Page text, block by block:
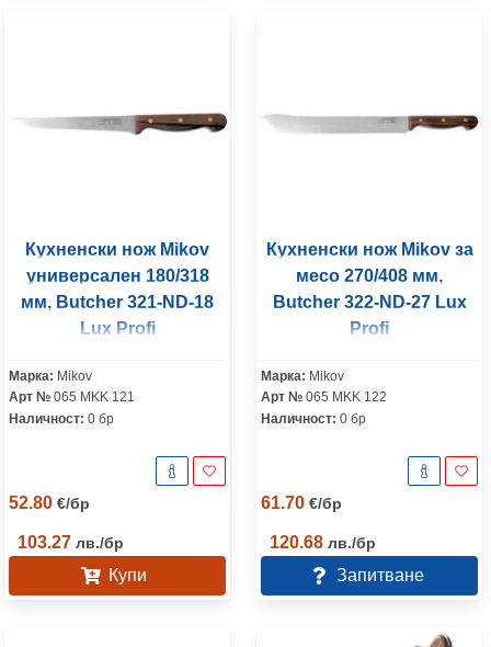
Кухненски нож Mikov
универсален 180/318
мм, Butcher 321-ND-18
Lux Profi
Марка: Mikov
Арт № 065 MKK 121
Наличност: 0 бр
52.80 €/бр
103.27 лв./бр
Купи
Кухненски нож Mikov за
месо 270/408 мм,
Butcher 322-ND-27 Lux
Profi
Марка: Mikov
Арт № 065 MKK 122
Наличност: 0 бр
61.70 €/бр
120.68 лв./бр
Запитване